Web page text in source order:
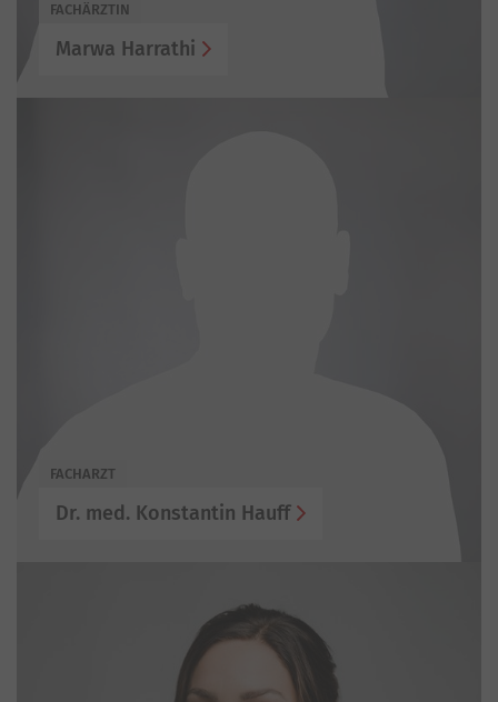
FACHÄRZTIN
Marwa Harrathi
FACHARZT
Dr. med. Konstantin Hauff